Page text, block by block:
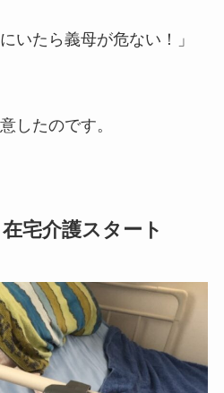
いたら義母が危ない！」
したのです。
宅介護スタート